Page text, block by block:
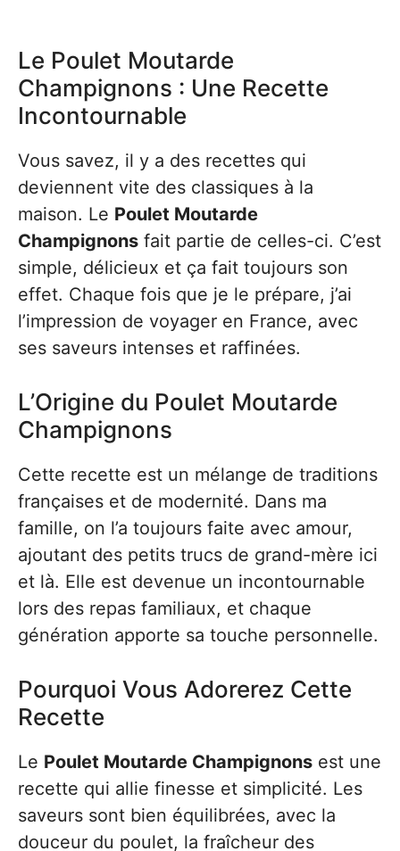
Le Poulet Moutarde
Champignons : Une Recette
Incontournable
Vous savez, il y a des recettes qui
deviennent vite des classiques à la
maison. Le Poulet Moutarde
Champignons fait partie de celles-ci. C’est
simple, délicieux et ça fait toujours son
effet. Chaque fois que je le prépare, j’ai
l’impression de voyager en France, avec
ses saveurs intenses et raffinées.
L’Origine du Poulet Moutarde
Champignons
Cette recette est un mélange de traditions
françaises et de modernité. Dans ma
famille, on l’a toujours faite avec amour,
ajoutant des petits trucs de grand-mère ici
et là. Elle est devenue un incontournable
lors des repas familiaux, et chaque
génération apporte sa touche personnelle.
Pourquoi Vous Adorerez Cette
Recette
Le Poulet Moutarde Champignons est une
recette qui allie finesse et simplicité. Les
saveurs sont bien équilibrées, avec la
douceur du poulet, la fraîcheur des